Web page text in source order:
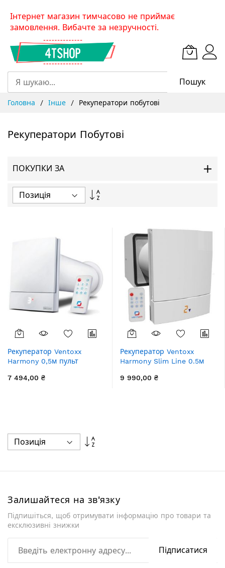
SkipІнтернет магазин тимчасово не приймає
замовлення. Вибачте за незручності.
Пошук
Головна Інше Рекуператори побутові
Рекуператори Побутові
ПОКУПКИ ЗА
Сортувати
Рекуператор Ventoxx
Harmony 0,5м пульт
LED-індикація пластикова
7 494,00 ₴
Рекуператор Ventoxx
Harmony Slim Line 0.5м
керування LED-індикація
9 990,00 ₴
Сортувати
Залишайтеся на зв'язку
Підпишіться, щоб отримувати інформацію про товари та
ексклюзивні знижки
Підписатися